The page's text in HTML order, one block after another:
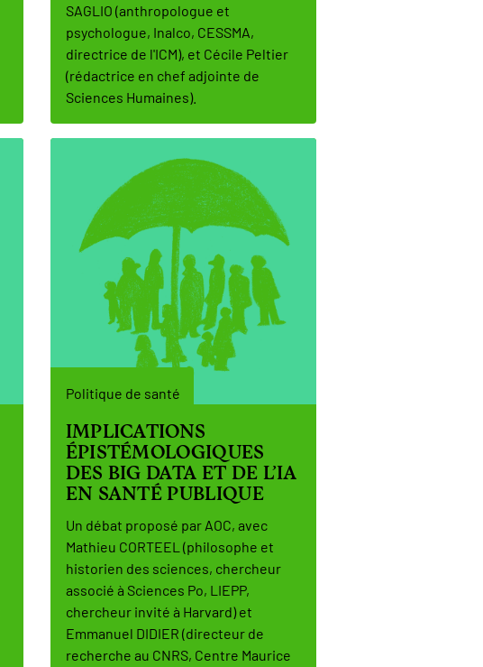
SAGLIO (anthropologue et
psychologue, Inalco, CESSMA,
directrice de l'ICM), et Cécile Peltier
(rédactrice en chef adjointe de
Sciences Humaines).
Politique de santé
IMPLICATIONS
ÉPISTÉMOLOGIQUES
DES BIG DATA ET DE L’IA
EN SANTÉ PUBLIQUE
Un débat proposé par AOC, avec
Mathieu CORTEEL (philosophe et
historien des sciences, chercheur
associé à Sciences Po, LIEPP,
chercheur invité à Harvard) et
Emmanuel DIDIER (directeur de
recherche au CNRS, Centre Maurice